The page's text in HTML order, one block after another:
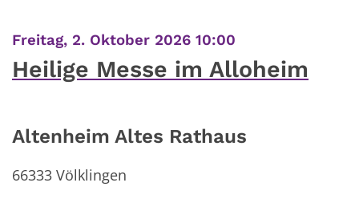
Freitag, 2. Oktober 2026 10:00
Heilige Messe im Alloheim
Altenheim Altes Rathaus
66333 Völklingen